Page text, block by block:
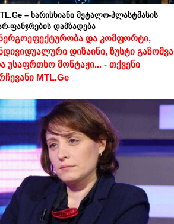
– ხარისხიანი მეტალო-პლასტმასის
ფანჯრების დამზადება
და კომფორტი,
დიზაინი, ზუსტი გაზომვა
უსაფრთხო მონტაჟი... - თქვენი
MTL.Ge